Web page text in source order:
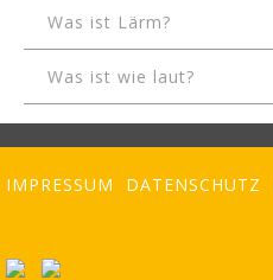
Was ist Lärm?
Was ist wie laut?
IMPRESSUM DATENSCHUTZ